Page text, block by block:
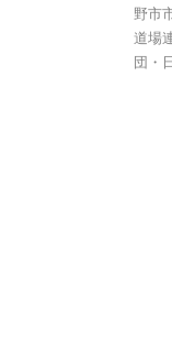
野市
道場
団・